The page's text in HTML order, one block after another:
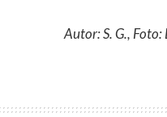
Autor: S. G.,